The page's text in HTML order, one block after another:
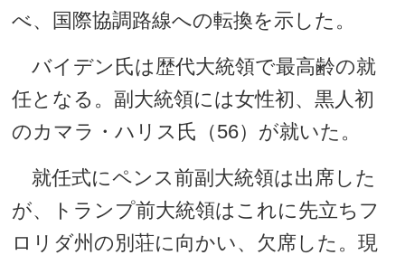
べ、国際協調路線への転換を示した。
バイデン氏は歴代大統領で最高齢の就
任となる。副大統領には女性初、黒人初
のカマラ・ハリス氏（56）が就いた。
就任式にペンス前副大統領は出席した
が、トランプ前大統領はこれに先立ちフ
ロリダ州の別荘に向かい、欠席した。現